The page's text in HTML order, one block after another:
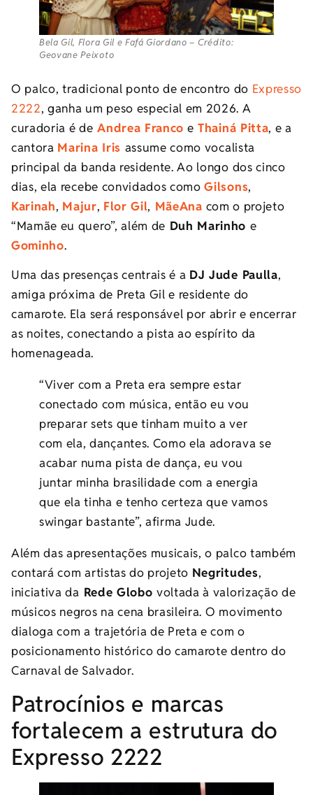
Bela Gil, Flora Gil e Fafá Giordano – Crédito:
Geovane Peixoto
O palco, tradicional ponto de encontro do Expresso
2222, ganha um peso especial em 2026. A
curadoria é de Andrea Franco e Thainá Pitta, e a
cantora Marina Iris assume como vocalista
principal da banda residente. Ao longo dos cinco
dias, ela recebe convidados comoGilsons,
Karinah, Majur, Flor Gil, MãeAna com o projeto
“Mamãe eu quero”, além de Duh Marinho e
Gominho.
Uma das presenças centrais é a DJ Jude Paulla,
amiga próxima de Preta Gil e residente do
camarote. Ela será responsável por abrir e encerrar
as noites, conectando a pista ao espírito da
homenageada.
“Viver com a Preta era sempre estar
conectado com música, então eu vou
preparar sets que tinham muito a ver
com ela, dançantes. Como ela adorava se
acabar numa pista de dança, eu vou
juntar minha brasilidade com a energia
que ela tinha e tenho certeza que vamos
swingar bastante”, afirma Jude.
Além das apresentações musicais, o palco também
contará com artistas do projeto Negritudes,
iniciativa da Rede Globovoltada à valorização de
músicos negros na cena brasileira. O movimento
dialoga com a trajetória de Preta e com o
posicionamento histórico do camarote dentro do
Carnaval de Salvador.
Patrocínios e marcas
fortalecem a estrutura do
Expresso 2222